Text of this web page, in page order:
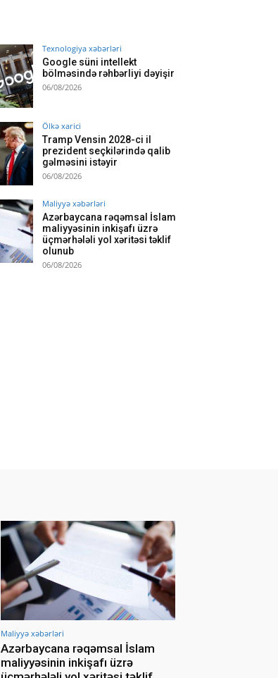
Texnologiya xəbərləri
Google süni intellekt
bölməsində rəhbərliyi dəyişir
06/08/2026
Ölkə xarici
Tramp Vensin 2028-ci il
prezident seçkilərində qalib
gəlməsini istəyir
06/08/2026
Maliyyə xəbərləri
Azərbaycana rəqəmsal İslam
maliyyəsinin inkişafı üzrə
üçmərhələli yol xəritəsi təklif
olunub
06/08/2026
Maliyyə xəbərləri
Azərbaycana rəqəmsal İslam
maliyyəsinin inkişafı üzrə